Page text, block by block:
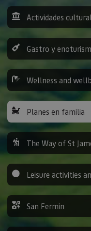
Actividades
Gastro y
Wellness and
Planes en familia
The Way of St
Leisure activities
San Fermin